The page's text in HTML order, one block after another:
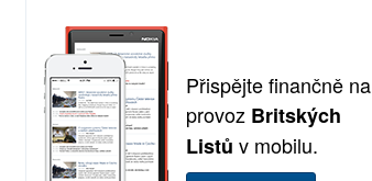
Přispějte finančně na
provoz Britských
Listů v mobilu.